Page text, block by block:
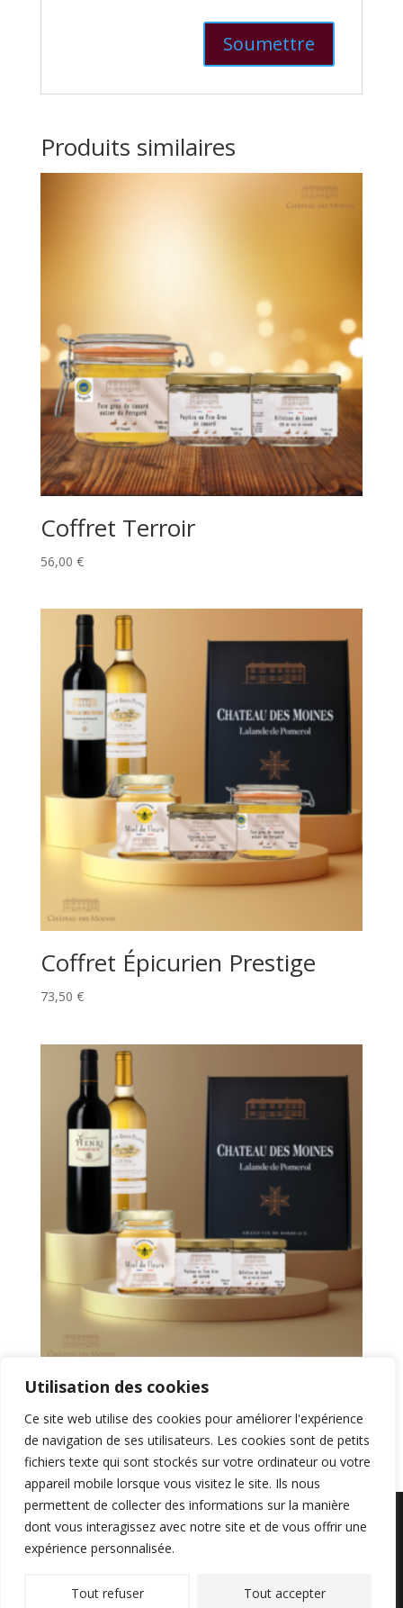
Utilisation des cookies
Ce site web utilise des cookies pour améliorer l'expérience
de navigation de ses utilisateurs. Les cookies sont de petits
fichiers texte qui sont stockés sur votre ordinateur ou votre
appareil mobile lorsque vous visitez le site. Ils nous
permettent de collecter des informations sur la manière
dont vous interagissez avec notre site et de vous offrir une
expérience personnalisée.
Tout refuser Tout accepter
Produits similaires
Coffret Terroir
56,00 €
Coffret Épicurien Prestige
73,50 €
Coffret Épicurien
58,50 €
Tous droits réservés la cave du Chateau des Moines
dangereux pour la santé, consommez avec